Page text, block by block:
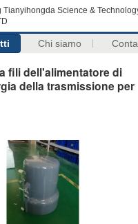
Tianyihongda Science &
Chi siamo
fili dell'alimentatore di
della trasmissione per